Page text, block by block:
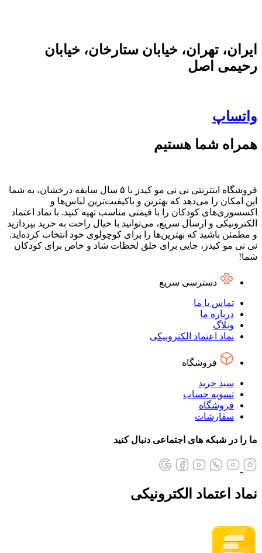
ایران، تهران، خیابان ستارخان، خیابان
رحیمی اصل
واتساپ
همراه شما هستیم
فروشگاه اینترنتی نی نی مو کیدز با ۵ سال سابقه درخشان، به شما
این امکان را می‌دهد که بهترین و باکیفیت‌ترین لباس‌ها و
اکسسوری‌های کودکان را با قیمتی مناسب تهیه کنید. با نماد اعتماد
الکترونیکی و ارسال سریع، می‌توانید با خیال راحت به خرید بپردازید
و مطمئن باشید که بهترین‌ها را برای کوچولوی خود انتخاب کرده‌اید.
نی نی مو کیدز، جایی برای خلق لحظات شاد و خاص برای کودکان
شما!
دسترسی سریع
تماس با ما
درباره ما
وبلاگ
نماد اعتماد الکترونیکی
فروشگاه
سبد خرید
تسویه حساب
فروشگاه
سفارشات
ما را در شبکه های اجتماعی دنبال کنید
نماد اعتماد الکترونیکی